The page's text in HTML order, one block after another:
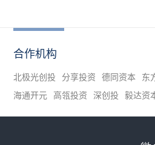
合作机构
北极光创投 分享投资 德同资本 东
海通开元
高瓴投资 深创投 毅达资